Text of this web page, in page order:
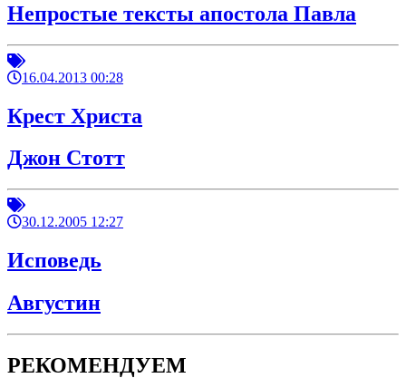
Непростые тексты апостола Павла
16.04.2013 00:28
Крест Христа
Джон Стотт
30.12.2005 12:27
Исповедь
Августин
РЕКОМЕНДУЕМ